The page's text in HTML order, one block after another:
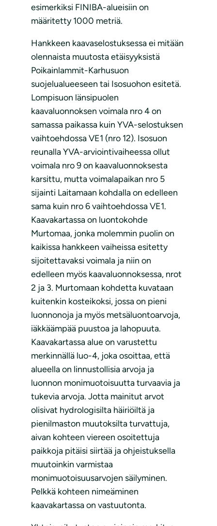
esimerkiksi FINIBA-alueisiin on
määritetty 1000 metriä.
Hankkeen kaavaselostuksessa ei mitään
olennaista muutosta etäisyyksistä
Poikainlammit-Karhusuon
suojelualueeseen tai Isosuohon esitetä.
Lompisuon länsipuolen
kaavaluonnoksen voimala nro 4 on
samassa paikassa kuin YVA-selostuksen
vaihtoehdossa VE1 (nro 12). Isosuon
reunalla YVA-arviointivaiheessa ollut
voimala nro 9 on kaavaluonnoksesta
karsittu, mutta voimalapaikan nro 5
sijainti Laitamaan kohdalla on edelleen
sama kuin nro 6 vaihtoehdossa VE1.
Kaavakartassa on luontokohde
Murtomaa, jonka molemmin puolin on
kaikissa hankkeen vaiheissa esitetty
sijoitettavaksi voimala ja niin on
edelleen myös kaavaluonnoksessa, nrot
2 ja 3. Murtomaan kohdetta kuvataan
kuitenkin kosteikoksi, jossa on pieni
luonnonoja ja myös metsäluontoarvoja,
iäkkäämpää puustoa ja lahopuuta.
Kaavakartassa alue on varustettu
merkinnällä luo-4, joka osoittaa, että
alueella on linnustollisia arvoja ja
luonnon monimuotoisuutta turvaavia ja
tukevia arvoja. Jotta mainitut arvot
olisivat hydrologisilta häiriöiltä ja
pienilmaston muutoksilta turvattuja,
aivan kohteen viereen osoitettuja
paikkoja pitäisi siirtää ja ohjeistuksella
muutoinkin varmistaa
monimuotoisuusarvojen säilyminen.
Pelkkä kohteen nimeäminen
kaavakartassa on vastuutonta.